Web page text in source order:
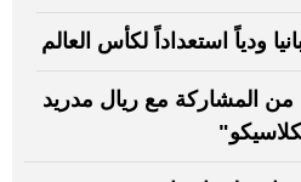
ودياً استعداداً لكأس العالم
المشاركة مع ريال مدريد